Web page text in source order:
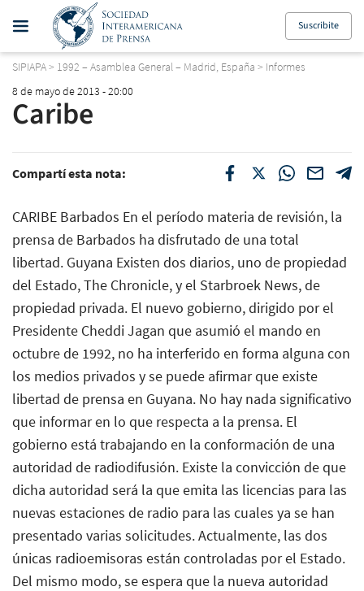
Suscribite
SIPIAPA> 1992 – Asamblea General – Madrid, España > Informes
8 de mayo de 2013 - 20:00
Caribe
Compartí esta nota:
CARIBE Barbados En el período materia de revisión, la
prensa de Barbados ha disfrutado de una total
libertad. Guyana Existen dos diarios, uno de propiedad
del Estado, The Chronicle, y el Starbroek News, de
propiedad privada. El nuevo gobierno, dirigido por el
Presidente Cheddi Jagan que asumió el mando en
octubre de 1992, no ha interferido en forma alguna con
los medios privados y se puede afirmar que existe
libertad de prensa en Guyana. No hay nada significativo
que informar en lo que respecta a la prensa. El
gobierno está trabajando en la conformación de una
autoridad de radiodifusión. Existe la convicción de que
dicha autoridad será la que emita las licencias para las
nuevas estaciones de radio para las cuales ya se han
presentado varias solicitudes. Actualmente, las dos
únicas radioemisoras están controladas por el Estado.
Del mismo modo, se espera que la nueva autoridad